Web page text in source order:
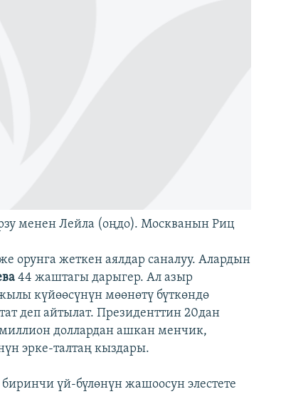
менен Лейла (оңдо). Москванын Риц
орунга жеткен аялдар саналуу. Алардын
44 жаштагы дарыгер. Ал азыр
күйөөсүнүн мөөнөтү бүткөндө
деп айтылат. Президенттин 20дан
доллардан ашкан менчик,
эрке-талтаң кыздары.
үй-бүлөнүн жашоосун элестете